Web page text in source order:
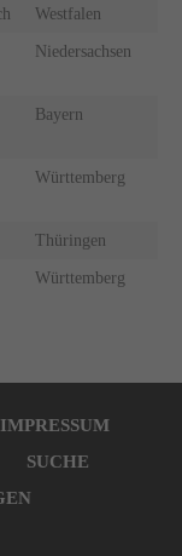
Westfalen
Niedersachsen
Bayern
Württemberg
Thüringen
Württemberg
IMPRESSUM
SUCHE